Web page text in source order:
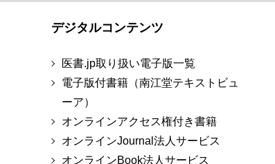
デジタルコンテンツ
医書.jp取り扱い電子版一覧
電子版付書籍（南江堂テキストビュ
ーア）
オンラインアクセス権付き書籍
オンラインJournal法人サービス
オンラインBook法人サービス